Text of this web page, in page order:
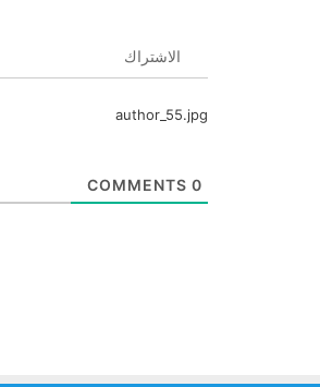
الاشتراك
author_55.jpg
0